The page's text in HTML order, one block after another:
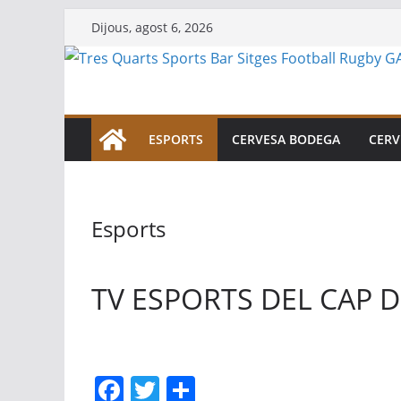
to
Dijous, agost 6, 2026
ESPORTS CERVESA BODEGA
Esports
TV ESPORTS DEL CAP
F T